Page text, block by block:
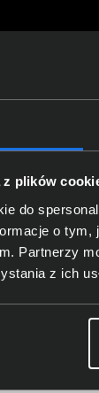
z plików
do
o
Partnerzy
z ich
w
trzy
lub